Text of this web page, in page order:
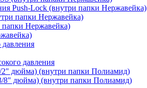
Push-Lock (внутри папки Нержавейка)
папки Нержавейка)
папки Нержавейка)
давления
дюйма) (внутри папки Полиамид)
8" дюйма) (внутри папки Полиамид)